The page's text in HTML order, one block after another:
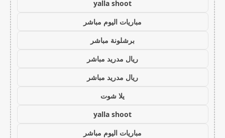
yalla shoot
مباريات اليوم مباشر
برشلونة مباشر
ريال مدريد مباشر
ريال مدريد مباشر
يلا شوت
yalla shoot
مباريات اليوم مباشر